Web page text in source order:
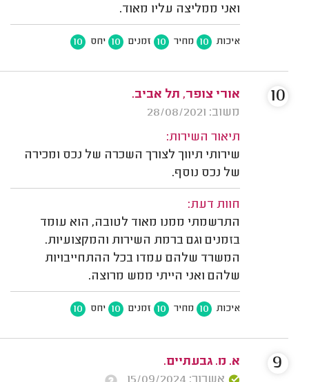
ואני ממליצה עליו מאוד.
איכות 10 מחיר 10 זמנים 10 יחס 10
אורי צופר, תל אביב.
משוב: 28/08/2021
תיאור השירות:
שירותי תיווך לצורך השכרה של נכס ומכירה
של נכס נוסף.
חוות דעת:
התרשמתי ממנו מאוד לטובה, הוא עומד
בזמנים וגם ברמת השירות והמקצועיות.
המשרד שלהם עמדו בכל ההתחייבויות
שלהם ואני הייתי ממש מרוצה.
איכות 10 מחיר 10 זמנים 10 יחס 10
10
א. מ. גבעתיים.
9